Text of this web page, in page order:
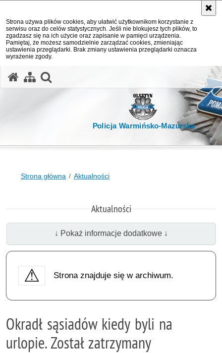
Strona używa plików cookies, aby ułatwić użytkownikom korzystanie z
serwisu oraz do celów statystycznych. Jeśli nie blokujesz tych plików, to
zgadzasz się na ich użycie oraz zapisanie w pamięci urządzenia.
Pamiętaj, że możesz samodzielnie zarządzać cookies, zmieniając
ustawienia przeglądarki. Brak zmiany ustawienia przeglądarki oznacza
wyrażenie zgody.
Policja Warmińsko-Mazurska
Strona główna Aktualności
Aktualności
↓ Pokaż informacje dodatkowe ↓
Strona znajduje się w archiwum.
Okradł sąsiadów kiedy byli na
urlopie. Został zatrzymany